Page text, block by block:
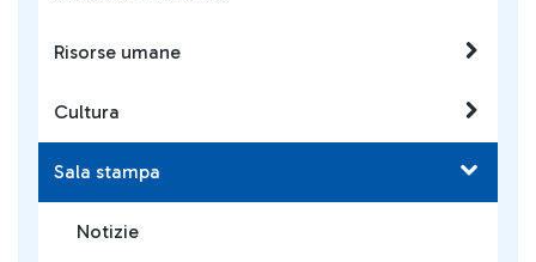
Risorse umane
Cultura
Sala stampa
Notizie